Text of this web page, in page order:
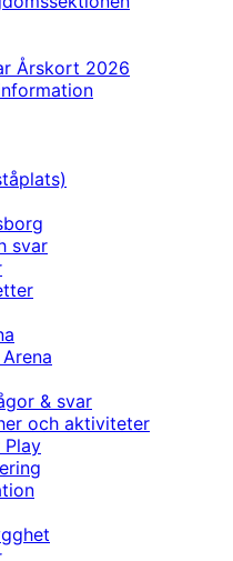
Årskort 2026
svar
& svar
och aktiviteter
Play